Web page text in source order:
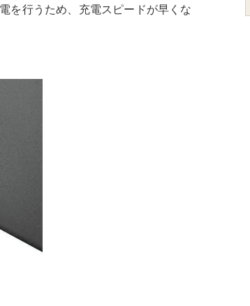
を行うため、充電スピードが早くな